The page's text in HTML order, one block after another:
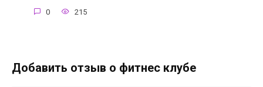
0 215
Добавить отзыв о фитнес клубе